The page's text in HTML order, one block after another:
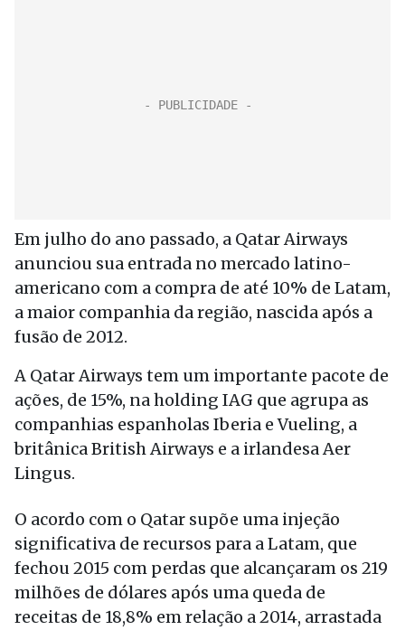
Em julho do ano passado, a Qatar Airways
anunciou sua entrada no mercado latino-
americano com a compra de até 10% de Latam,
a maior companhia da região, nascida após a
fusão de 2012.
A Qatar Airways tem um importante pacote de
ações, de 15%, na holding IAG que agrupa as
companhias espanholas Iberia e Vueling, a
britânica British Airways e a irlandesa Aer
Lingus.
O acordo com o Qatar supõe uma injeção
significativa de recursos para a Latam, que
fechou 2015 com perdas que alcançaram os 219
milhões de dólares após uma queda de
receitas de 18,8% em relação a 2014, arrastada